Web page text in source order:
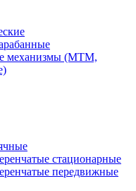
механизмы (МТМ,
стационарные
передвижные